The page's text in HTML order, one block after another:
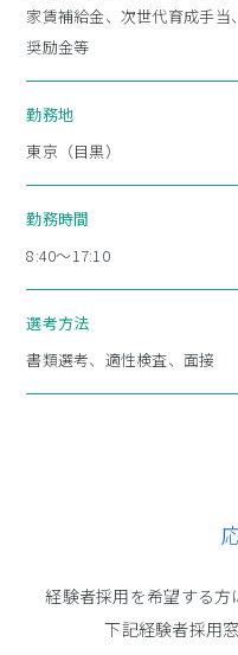
プライバシーポリシー
家賃補給金、次世代育成手
奨励金等
勤務地
東京（目黒）
勤務時間
8:40～17:10
選考方法
書類選考、適性検査、面接
経験者採用を希望する方
下記経験者採用